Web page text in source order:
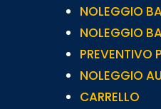
NOLEGGIO
NOLEGGIO
PREVENTIVO
NOLEGGIO
CARRELLO